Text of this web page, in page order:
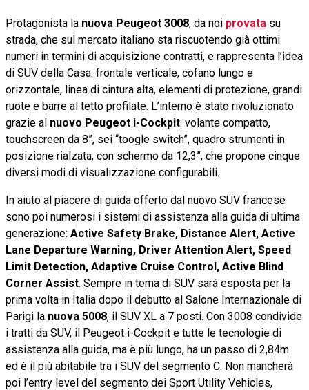
Protagonista la nuova Peugeot 3008, da noi provata su
strada, che sul mercato italiano sta riscuotendo già ottimi
numeri in termini di acquisizione contratti, e rappresenta l’idea
di SUV della Casa: frontale verticale, cofano lungo e
orizzontale, linea di cintura alta, elementi di protezione, grandi
ruote e barre al tetto profilate. L’interno è stato rivoluzionato
grazie al nuovo Peugeot i-Cockpit: volante compatto,
touchscreen da 8”, sei “toogle switch”, quadro strumenti in
posizione rialzata, con schermo da 12,3”, che propone cinque
diversi modi di visualizzazione configurabili.
In aiuto al piacere di guida offerto dal nuovo SUV francese
sono poi numerosi i sistemi di assistenza alla guida di ultima
generazione: Active Safety Brake, Distance Alert, Active
Lane Departure Warning, Driver Attention Alert, Speed
Limit Detection, Adaptive Cruise Control, Active Blind
Corner Assist. Sempre in tema di SUV sarà esposta per la
prima volta in Italia dopo il debutto al Salone Internazionale di
Parigi la nuova 5008, il SUV XL a 7 posti. Con 3008 condivide
i tratti da SUV, il Peugeot i-Cockpit e tutte le tecnologie di
assistenza alla guida, ma è più lungo, ha un passo di 2,84m
ed è il più abitabile tra i SUV del segmento C. Non mancherà
poi l’entry level del segmento dei Sport Utility Vehicles,